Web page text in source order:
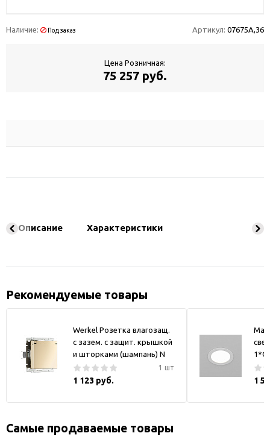
Наличие: Под заказ Артикул: 07675A,36
Цена Розничная:
75 257 руб.
Описание Характеристики
Рекомендуемые товары
Werkel Розетка влагозащ.
с зазем. с защит. крышкой
и шторками (шампань) N
1 шт
1 123 руб. 1
Самые продаваемые товары